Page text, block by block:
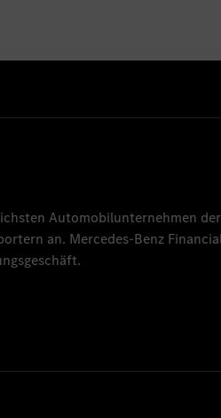
Automobilunternehmen
an. Mercedes-Benz